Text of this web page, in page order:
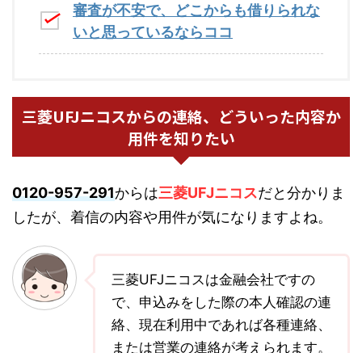
審査が不安で、どこからも借りられな
いと思っているならココ
三菱UFJニコスからの連絡、どういった内容か
用件を知りたい
0120-957-291からは三菱UFJニコスだと分かりま
したが、着信の内容や用件が気になりますよね。
三菱UFJニコスは金融会社ですの
で、申込みをした際の本人確認の連
絡、現在利用中であれば各種連絡、
または営業の連絡が考えられます。